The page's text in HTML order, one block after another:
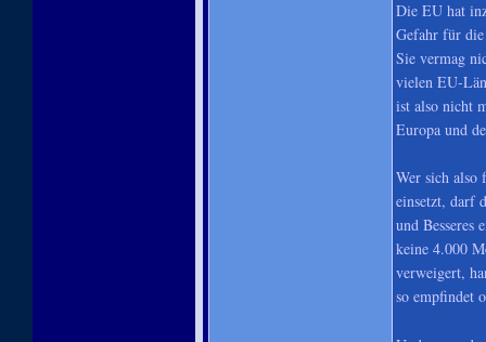
Die EU hat
Gefahr für die
Sie vermag
vielen EU-
ist also nicht
Europa und
Wer sich also
einsetzt, darf
und Besseres
keine 4.000
verweigert,
so empfindet